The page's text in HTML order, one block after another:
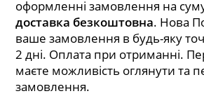
оформленні замовлення на
доставка безкоштовна. Нова
ваше замовлення в будь-яку
2 дні. Оплата при отриманні.
маєте можливість оглянути та
замовлення.